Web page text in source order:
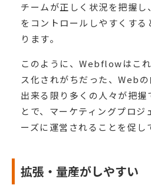
チームが正しく状況を把握し
をコントロールしやすくする
ります。
このように、Webflowはこ
ス化されがちだった、Webの
出来る限り多くの人々が把握
とで、マーケティングプロジ
ーズに運営されることを促し
拡張・量産がしやすい